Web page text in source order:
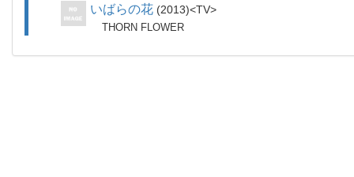
いばらの花 2013 TV
THORN FLOWER